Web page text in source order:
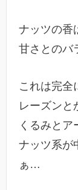
ナッツの香
甘さとのバ
これは完全
レーズンと
くるみとア
ナッツ系が
ぁ…